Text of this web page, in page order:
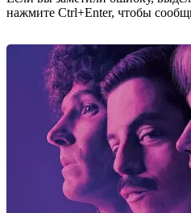
нажмите Ctrl+Enter, чтобы